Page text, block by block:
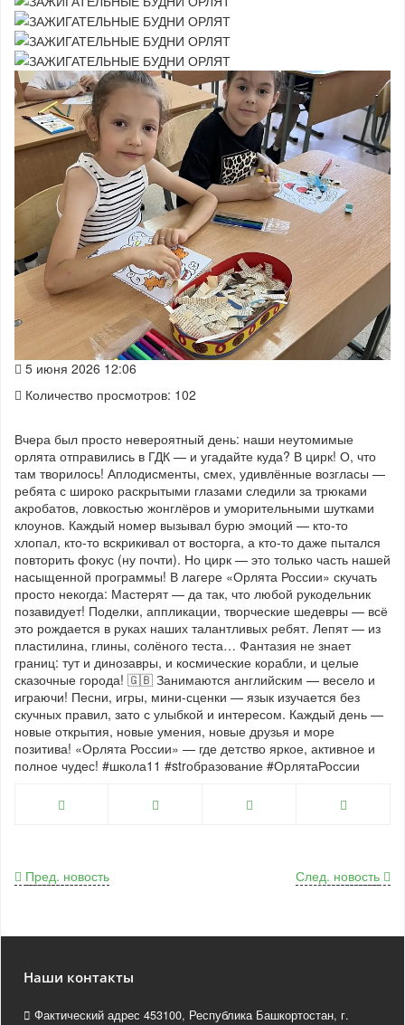
5 июня 2026 12:06
Количество просмотров: 102
Вчера был просто невероятный день: наши неутомимые
орлята отправились в ГДК — и угадайте куда? В цирк! О, что
там творилось! Аплодисменты, смех, удивлённые возгласы —
ребята с широко раскрытыми глазами следили за трюками
акробатов, ловкостью жонглёров и уморительными шутками
клоунов. Каждый номер вызывал бурю эмоций — кто‑то
хлопал, кто‑то вскрикивал от восторга, а кто‑то даже пытался
повторить фокус (ну почти). Но цирк — это только часть нашей
насыщенной программы! В лагере «Орлята России» скучать
просто некогда: Мастерят — да так, что любой рукодельник
позавидует! Поделки, аппликации, творческие шедевры — всё
это рождается в руках наших талантливых ребят. Лепят — из
пластилина, глины, солёного теста… Фантазия не знает
границ: тут и динозавры, и космические корабли, и целые
сказочные города! 🇬🇧 Занимаются английским — весело и
играючи! Песни, игры, мини‑сценки — язык изучается без
скучных правил, зато с улыбкой и интересом. Каждый день —
новые открытия, новые умения, новые друзья и море
позитива! «Орлята России» — где детство яркое, активное и
полное чудес! #школа11 #strобразование #ОрлятаРоссии
След. новость
Пред. новость
Наши контакты
Фактический адрес 453100, Республика Башкортостан, г.